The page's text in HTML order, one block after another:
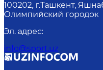
100202, г.Ташкент,
Олимпийский городок
Эл. адрес:
info@sport.uz